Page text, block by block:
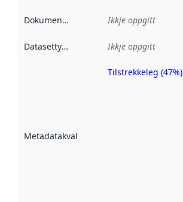
Dokumentasjon Ikkje oppgitt
Datasettype Ikkje oppgitt
Metadatakvalitet
Metadatakvalitet
Tilstrekkeleg (47%)